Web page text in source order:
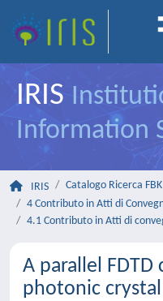
IRIS
Information
IRIS
Catalogo Ricerca FBK
4 Contributo in Atti di
4.1 Contributo in Atti di
A parallel
photonic